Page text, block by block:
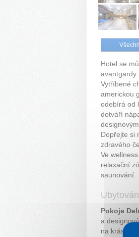
Hotel se
avantgardy
Vytříbené
americkou
odebírá od
dotváří
Dopřejte si
zdravého
Ve
relaxační
saunování.
Pokoje
a
na krásy